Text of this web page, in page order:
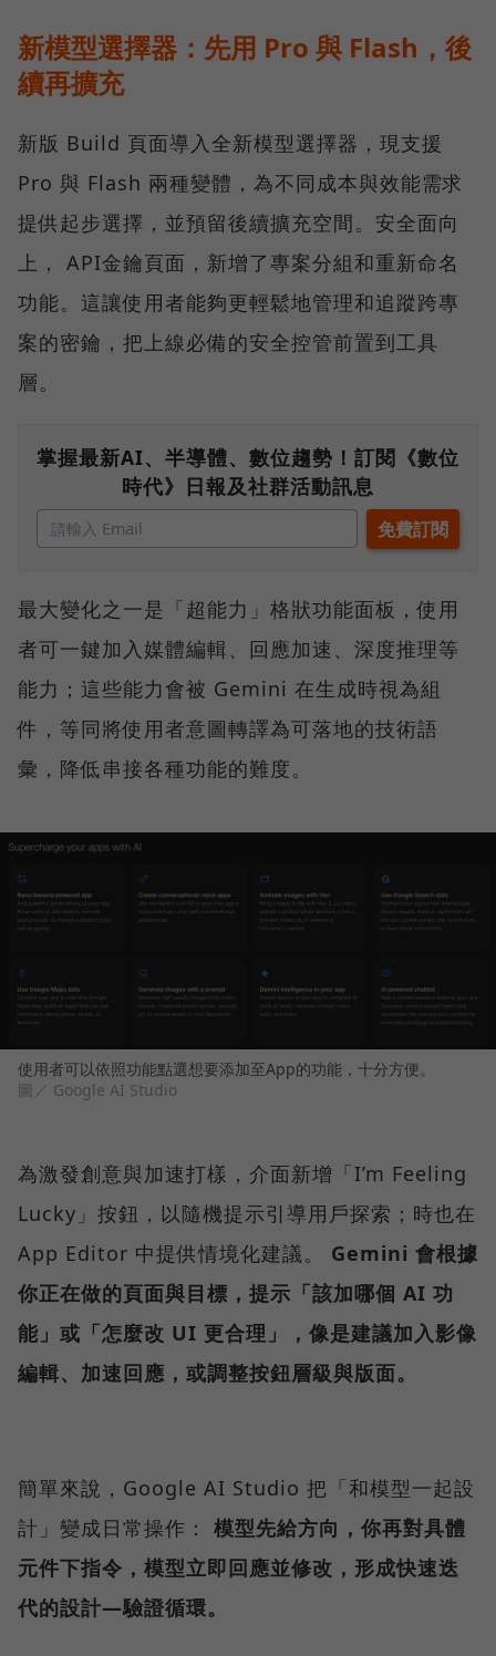
新模型選擇器：先用 Pro 與 Flash，後
續再擴充
新版 Build 頁面導入全新模型選擇器，現支援
Pro 與 Flash 兩種變體，為不同成本與效能需求
提供起步選擇，並預留後續擴充空間。安全面向
上， API金鑰頁面，新增了專案分組和重新命名
功能。這讓使用者能夠更輕鬆地管理和追蹤跨專
案的密鑰，把上線必備的安全控管前置到工具
層。
掌握最新AI、半導體、數位趨勢！訂閱《數位
時代》日報及社群活動訊息
最大變化之一是「超能力」格狀功能面板，使用
者可一鍵加入媒體編輯、回應加速、深度推理等
能力；這些能力會被 Gemini 在生成時視為組
件，等同將使用者意圖轉譯為可落地的技術語
彙，降低串接各種功能的難度。
使用者可以依照功能點選想要添加至App的功能，十分方便。
圖／ Google AI Studio
為激發創意與加速打樣，介面新增「I’m Feeling
Lucky」按鈕，以隨機提示引導用戶探索；時也在
App Editor 中提供情境化建議。 Gemini 會根據
你正在做的頁面與目標，提示「該加哪個 AI 功
能」或「怎麼改 UI 更合理」，像是建議加入影像
編輯、加速回應，或調整按鈕層級與版面。
簡單來說，Google AI Studio 把「和模型一起設
計」變成日常操作： 模型先給方向，你再對具體
元件下指令，模型立即回應並修改，形成快速迭
代的設計—驗證循環。